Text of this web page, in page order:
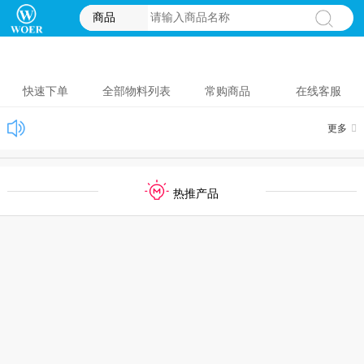
商品
快速下单 全部物料列表 常购商品 在线客服
更多
热推产品